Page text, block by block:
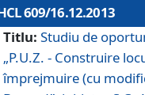
609/16.12.2013
Titlu: Studiu de
„P.U.Z. - Construire
împrejmuire (cu